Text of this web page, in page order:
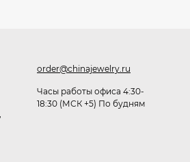
255₽
order@chinajewelry.ru
Часы работы офиса 4:30-
18:30 (МСК +5) По будням